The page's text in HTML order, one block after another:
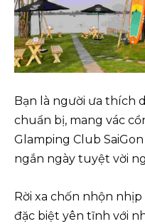
Bạn là người ưa thích
chuẩn bị, mang vác
Glamping Club
ngắn ngày tuyệt vời
Rời xa chốn nhộn
đặc biệt yên tĩnh với